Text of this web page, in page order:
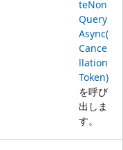
teNon
Query
Async(
Cance
llation
Token)
を呼び
出しま
す。